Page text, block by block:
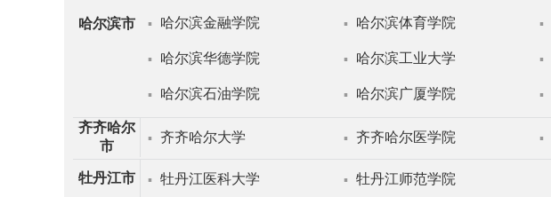
哈尔滨市 ▪ 哈尔滨金融学院 ▪ 哈尔滨体育学院 ▪
▪ 哈尔滨华德学院 ▪ 哈尔滨工业大学 ▪
▪ 哈尔滨石油学院 ▪ 哈尔滨广厦学院 ▪
齐齐哈尔
市
▪ 齐齐哈尔大学 ▪ 齐齐哈尔医学院 ▪
牡丹江市 ▪ 牡丹江医科大学 ▪ 牡丹江师范学院